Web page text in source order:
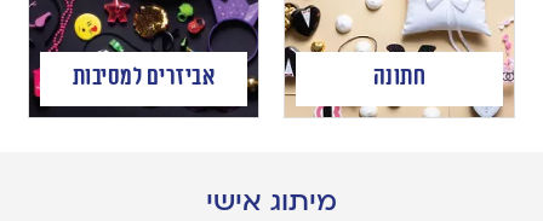
חתונה אביזרים למסיבות
מיתוג אישי